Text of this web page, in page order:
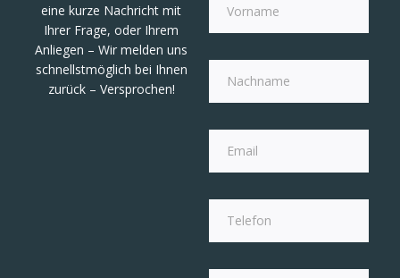
eine kurze Nachricht mit
Ihrer Frage, oder Ihrem
Anliegen – Wir melden uns
schnellstmöglich bei Ihnen
zurück – Versprochen!